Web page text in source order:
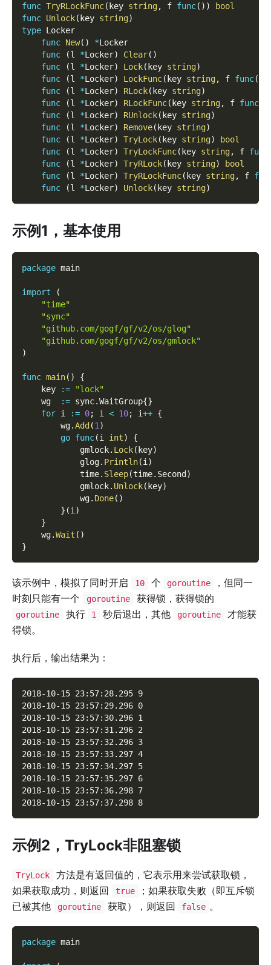
func TryRLockFunc(key string, f func( ) )
bool
func Unlock(key string)
type Locker
func New( ) *Locker
func
(l *Locker) Clear( )
func
(l *Locker) Lock(key string)
func
(l *Locker) LockFunc(key string, f func(
func
(l *Locker) RLock(key string)
func
(l *Locker) RLockFunc(key string, f func
func
(l *Locker) RUnlock(key string)
func
(l *Locker) Remove(key string)
func
(l *Locker) TryLock(key string)
bool
func
(l *Locker) TryLockFunc(key string, f func
func
(l *Locker) TryRLock(key string)
bool
func
(l *Locker) TryRLockFunc(key string, f
func
(l *Locker) Unlock(key string)
示例1，基本使用
package main
import
(
"time"
"sync"
"github.com/gogf/gf/v2/os/glog"
"github.com/gogf/gf/v2/os/gmlock"
)
func main( )
{
    key
:=
"lock"
    wg
:= sync.WaitGroup{}
for i := 0; i < 10; i++ {
        wg
.Add(1 )
go func(i int)
{
            gmlock
. Lock(key)
            glog
. Println(i )
            time
. Sleep(time. Second)
            gmlock
. Unlock(key)
            wg
. Done( )
} (i )
}
    wg
.Wait ( )
}
该示例中，模拟了同时开启 10 个 goroutine
，但同一
时刻只能有一个
goroutine 获得锁，获得锁的
goroutine 执行 1 秒后退出，其他 goroutine
才能获
得锁。
执行后，输出结果为：
2018-10-15 23:57:28.295 9
2018-10-15 23:57:29.296 0
2018-10-15 23:57:30.296 1
2018-10-15 23:57:31.296 2
2018-10-15 23:57:32.296 3
2018-10-15 23:57:33.297 4
2018-10-15 23:57:34.297 5
2018-10-15 23:57:35.297 6
2018-10-15 23:57:36.298 7
2018-10-15 23:57:37.298 8
示例2，TryLock非阻塞锁
TryLock
方法是有返回值的，它表示用来尝试获取锁，
如果获取成功，则返回
true
；如果获取失败（即互斥锁
已被其他
goroutine 获取），则返回 false 。
package main